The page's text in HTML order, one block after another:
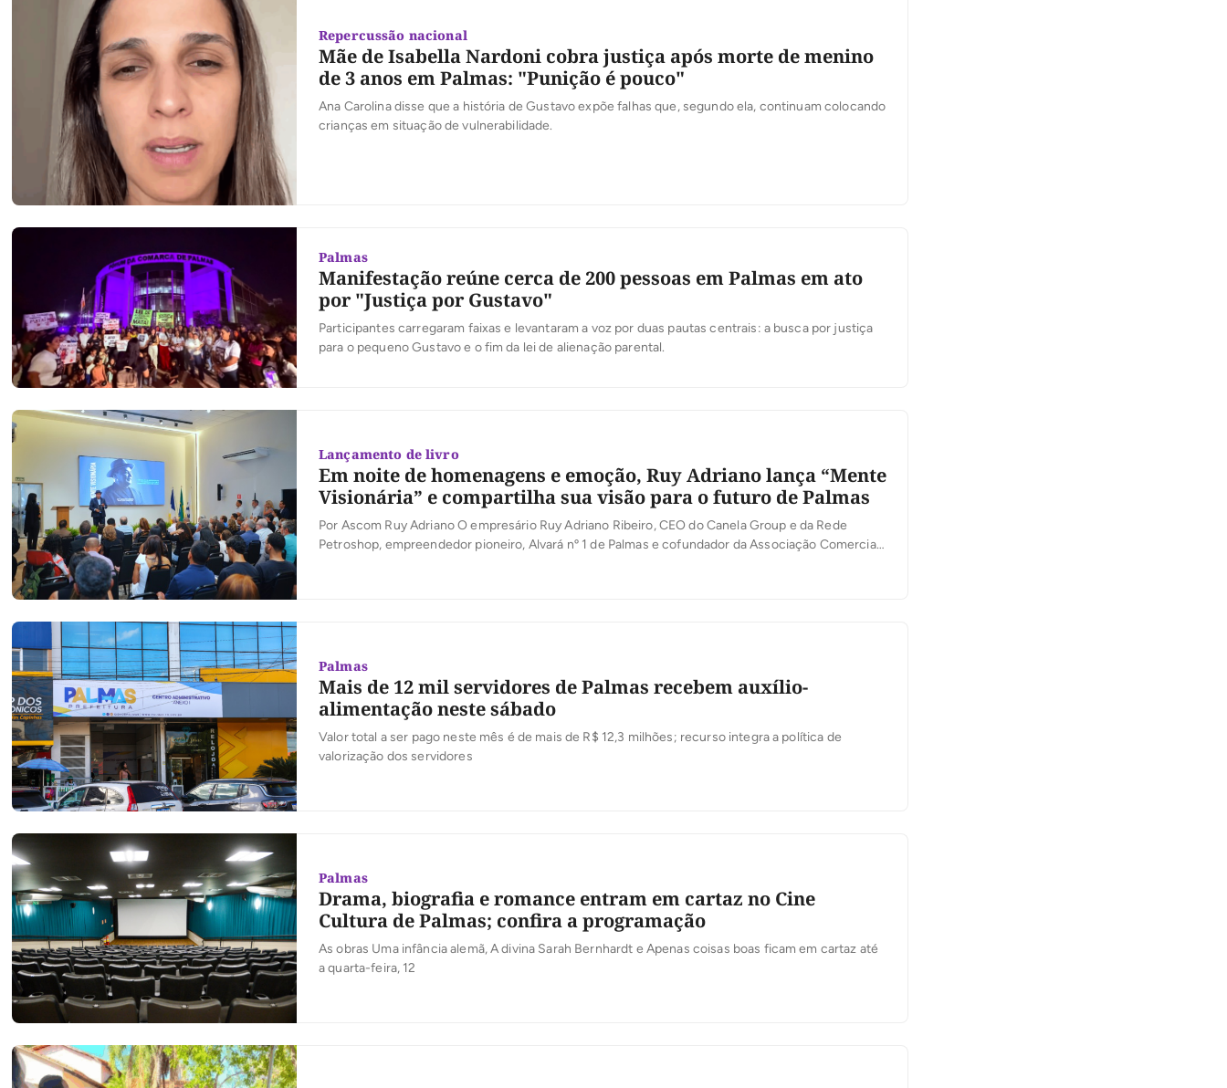
Repercussão nacional
Mãe de Isabella Nardoni cobra justiça após morte de menino
de 3 anos em Palmas: "Punição é pouco"
Ana Carolina disse que a história de Gustavo expõe falhas que, segundo ela, continuam colocando
crianças em situação de vulnerabilidade.
Palmas
Manifestação reúne cerca de 200 pessoas em Palmas em ato
por "Justiça por Gustavo"
Participantes carregaram faixas e levantaram a voz por duas pautas centrais: a busca por justiça
para o pequeno Gustavo e o fim da lei de alienação parental.
Lançamento de livro
Em noite de homenagens e emoção, Ruy Adriano lança “Mente
Visionária” e compartilha sua visão para o futuro de Palmas
Por Ascom Ruy Adriano O empresário Ruy Adriano Ribeiro, CEO do Canela Group e da Rede
Petroshop, empreendedor pioneiro, Alvará nº 1 de Palmas e cofundador da Associação Comercial
Palmas
Mais de 12 mil servidores de Palmas recebem auxílio-
alimentação neste sábado
Valor total a ser pago neste mês é de mais de R$ 12,3 milhões; recurso integra a política de
valorização dos servidores
Palmas
Drama, biografia e romance entram em cartaz no Cine
Cultura de Palmas; confira a programação
As obras Uma infância alemã, A divina Sarah Bernhardt e Apenas coisas boas ficam em cartaz até
a quarta-feira, 12